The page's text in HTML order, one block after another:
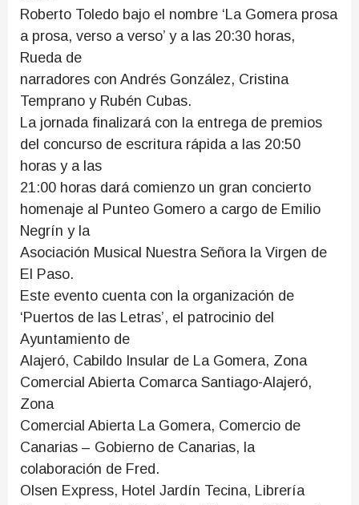
Roberto Toledo bajo el nombre ‘La Gomera prosa
a prosa, verso a verso’ y a las 20:30 horas,
Rueda de
narradores con Andrés González, Cristina
Temprano y Rubén Cubas.
La jornada finalizará con la entrega de premios
del concurso de escritura rápida a las 20:50
horas y a las
21:00 horas dará comienzo un gran concierto
homenaje al Punteo Gomero a cargo de Emilio
Negrín y la
Asociación Musical Nuestra Señora la Virgen de
El Paso.
Este evento cuenta con la organización de
‘Puertos de las Letras’, el patrocinio del
Ayuntamiento de
Alajeró, Cabildo Insular de La Gomera, Zona
Comercial Abierta Comarca Santiago-Alajeró,
Zona
Comercial Abierta La Gomera, Comercio de
Canarias – Gobierno de Canarias, la
colaboración de Fred.
Olsen Express, Hotel Jardín Tecina, Librería